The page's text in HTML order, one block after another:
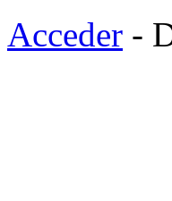
Acceder -